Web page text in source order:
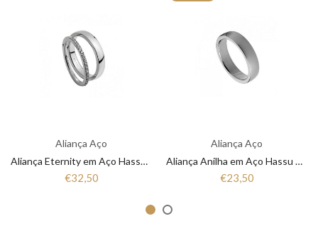
Aliança Aço
Aliança Eternity em Aço Hassu 7HSS010148A
€32,50
Aliança Aço
Aliança Anilha em Aço Hassu 7HSS010148
€23,50